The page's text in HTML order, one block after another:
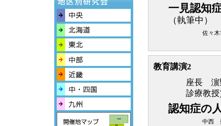
一見認知
（執筆中）
佐々
教育講演2
座長 濵
診療教
認知症の
中西